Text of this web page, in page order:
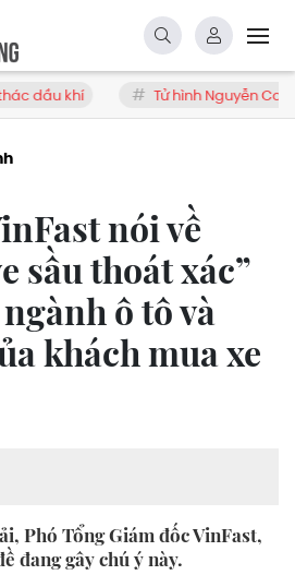
Tử hình Nguyễn Cao Minh SN 2000
nói về
sầu thoát xác”
ô tô và
khách mua xe
Phó Tổng Giám đốc VinFast,
đang gây chú ý này.